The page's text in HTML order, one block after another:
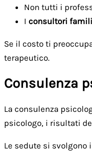
Non tutti i
I consultori
Se il costo ti
terapeutico.
Consulenza
La consulenza
psicologo, i risultati
Le sedute si svolgono